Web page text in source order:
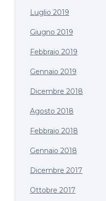
Luglio 2019
Giugno 2019
Febbraio 2019
Gennaio 2019
Dicembre 2018
Agosto 2018
Febbraio 2018
Gennaio 2018
Dicembre 2017
Ottobre 2017